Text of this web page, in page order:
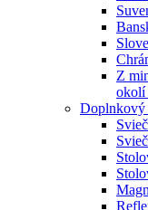
Z
okolí
Doplnkový